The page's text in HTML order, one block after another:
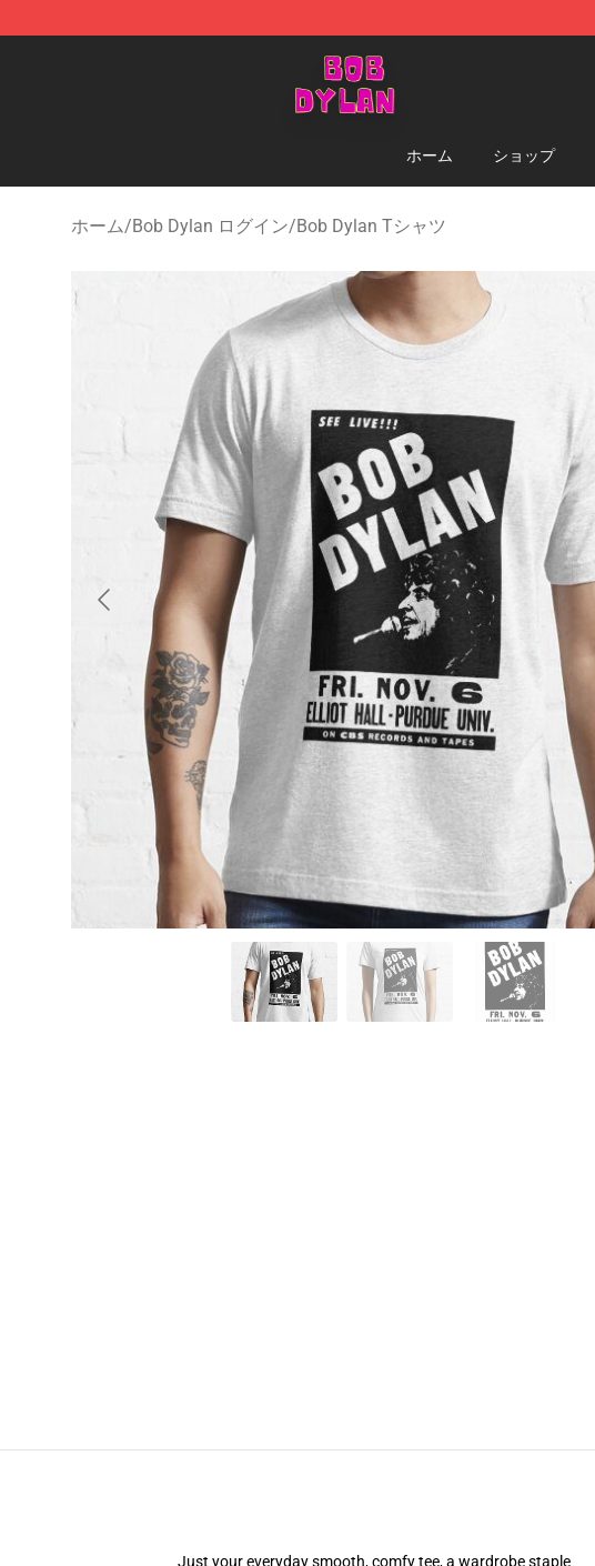
Bob Dylan Store - Official Bob Dylan Merchandise Shop
ホーム ショップ
ホーム/Bob Dylan ログイン/Bob Dylan Tシャツ
Just your everyday smooth, comfy tee, a wardrobe staple